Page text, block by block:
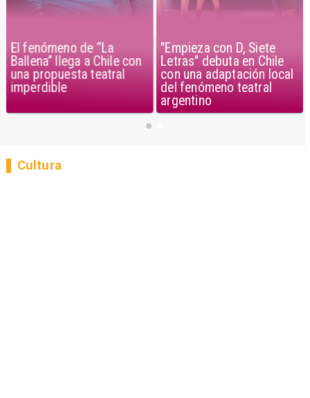
El fenómeno de “La
Ballena” llega a Chile con
una propuesta teatral
imperdible
"Empieza con D, Siete
Letras" debuta en Chile
con una adaptación local
del fenómeno teatral
argentino
Cultura